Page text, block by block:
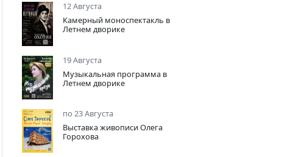
12 Августа
Камерный моноспектакль в
Летнем дворике
19 Августа
Музыкальная программа в
Летнем дворике
по 23 Августа
Выставка живописи Олега
Горохова